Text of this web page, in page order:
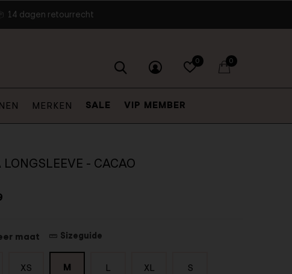
MERKEN SALE VIP MEMBER
0 0
14 dagen retourrecht
LONGSLEEVE - CACAO
maat Sizeguide
XS M L XL S